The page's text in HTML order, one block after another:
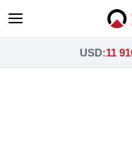
USD:11